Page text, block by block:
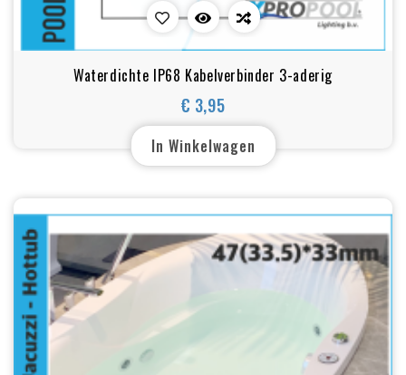
Waterdichte IP68 Kabelverbinder 3-aderig
€ 3,95
Prijs
In Winkelwagen